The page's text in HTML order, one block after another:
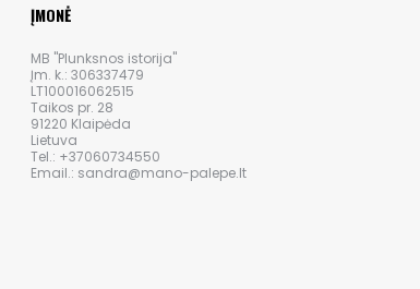
ĮMONĖ
MB "Plunksnos istorija"
Įm. k.: 306337479
LT100016062515
Taikos pr. 28
91220 Klaipėda
Lietuva
Tel.: +37060734550
Email.: sandra@mano-palepe.lt